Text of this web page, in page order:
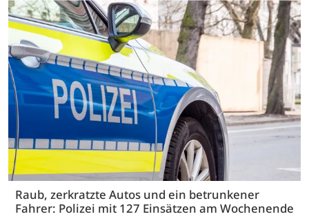
Raub, zerkratzte Autos und ein betrunkener
Fahrer: Polizei mit 127 Einsätzen am Wochenende